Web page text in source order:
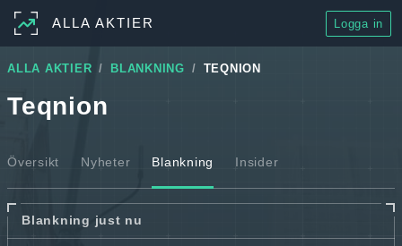
ALLA AKTIER Logga in
ALLA AKTIER BLANKNING TEQNION
Teqnion
Översikt Nyheter Blankning Insider
Blankning just nu